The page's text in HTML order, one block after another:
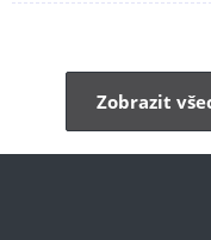
Zobrazit